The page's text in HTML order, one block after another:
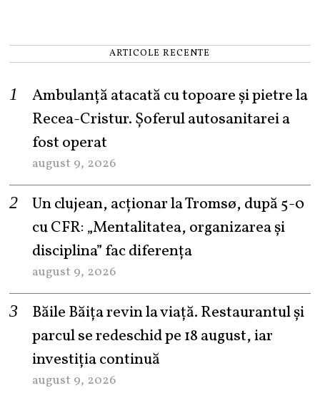
ARTICOLE RECENTE
Ambulanță atacată cu topoare și pietre la
Recea-Cristur. Șoferul autosanitarei a
fost operat
august 9, 2026
Un clujean, acționar la Tromsø, după 5-0
cu CFR: „Mentalitatea, organizarea și
disciplina” fac diferența
august 9, 2026
Băile Băița revin la viață. Restaurantul și
parcul se redeschid pe 18 august, iar
investiția continuă
august 9, 2026